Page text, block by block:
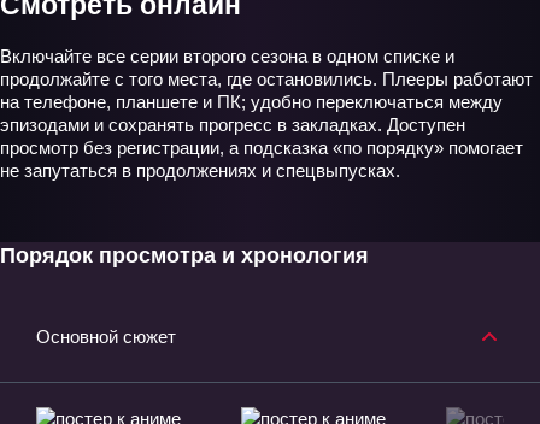
Включайте все серии второго сезона в одном списке и
продолжайте с того места, где остановились. Плееры работают
на телефоне, планшете и ПК; удобно переключаться между
эпизодами и сохранять прогресс в закладках. Доступен
просмотр без регистрации, а подсказка «по порядку» помогает
не запутаться в продолжениях и спецвыпусках.
Порядок просмотра и хронология
Основной сюжет